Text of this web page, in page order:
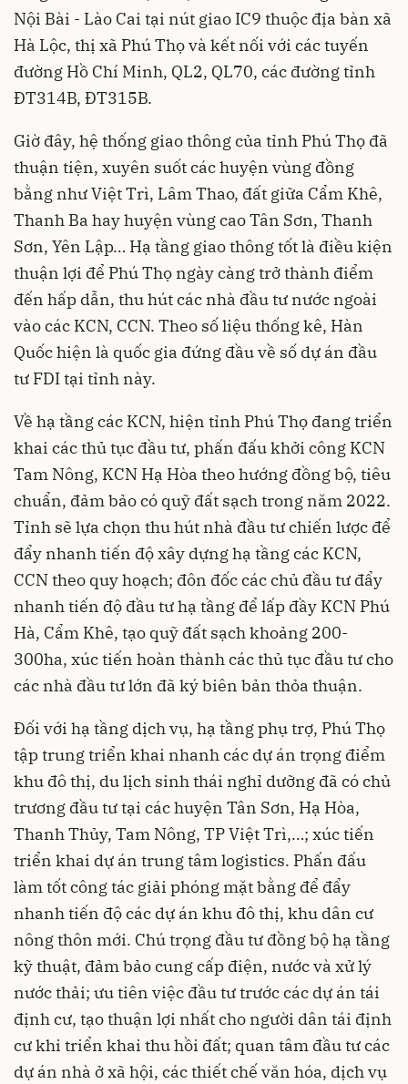
Nội Bài - Lào Cai tại nút giao IC9 thuộc địa bàn xã
Hà Lộc, thị xã Phú Thọ và kết nối với các tuyến
đường Hồ Chí Minh, QL2, QL70, các đường tỉnh
ĐT314B, ĐT315B.
Giờ đây, hệ thống giao thông của tỉnh Phú Thọ đã
thuận tiện, xuyên suốt các huyện vùng đồng
bằng như Việt Trì, Lâm Thao, đất giữa Cẩm Khê,
Thanh Ba hay huyện vùng cao Tân Sơn, Thanh
Sơn, Yên Lập… Hạ tầng giao thông tốt là điều kiện
thuận lợi để Phú Thọ ngày càng trở thành điểm
đến hấp dẫn, thu hút các nhà đầu tư nước ngoài
vào các KCN, CCN. Theo số liệu thống kê, Hàn
Quốc hiện là quốc gia đứng đầu về số dự án đầu
tư FDI tại tỉnh này.
Về hạ tầng các KCN, hiện tỉnh Phú Thọ đang triển
khai các thủ tục đầu tư, phấn đấu khởi công KCN
Tam Nông, KCN Hạ Hòa theo hướng đồng bộ, tiêu
chuẩn, đảm bảo có quỹ đất sạch trong năm 2022.
Tỉnh sẽ lựa chọn thu hút nhà đầu tư chiến lược để
đẩy nhanh tiến độ xây dựng hạ tầng các KCN,
CCN theo quy hoạch; đôn đốc các chủ đầu tư đẩy
nhanh tiến độ đầu tư hạ tầng để lấp đầy KCN Phú
Hà, Cẩm Khê, tạo quỹ đất sạch khoảng 200-
300ha, xúc tiến hoàn thành các thủ tục đầu tư cho
các nhà đầu tư lớn đã ký biên bản thỏa thuận.
Đối với hạ tầng dịch vụ, hạ tầng phụ trợ, Phú Thọ
tập trung triển khai nhanh các dự án trọng điểm
khu đô thị, du lịch sinh thái nghỉ dưỡng đã có chủ
trương đầu tư tại các huyện Tân Sơn, Hạ Hòa,
Thanh Thủy, Tam Nông, TP Việt Trì,…; xúc tiến
triển khai dự án trung tâm logistics. Phấn đấu
làm tốt công tác giải phóng mặt bằng để đẩy
nhanh tiến độ các dự án khu đô thị, khu dân cư
nông thôn mới. Chú trọng đầu tư đồng bộ hạ tầng
kỹ thuật, đảm bảo cung cấp điện, nước và xử lý
nước thải; ưu tiên việc đầu tư trước các dự án tái
định cư, tạo thuận lợi nhất cho người dân tái định
cư khi triển khai thu hồi đất; quan tâm đầu tư các
dự án nhà ở xã hội, các thiết chế văn hóa, dịch vụ